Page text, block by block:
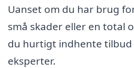
Uanset om du har brug
små skader eller en total
du hurtigt indhente tilbud
eksperter.